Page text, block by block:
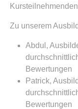
Zu unserem
Abdul,
Bewertungen
Patrick,
Bewertungen